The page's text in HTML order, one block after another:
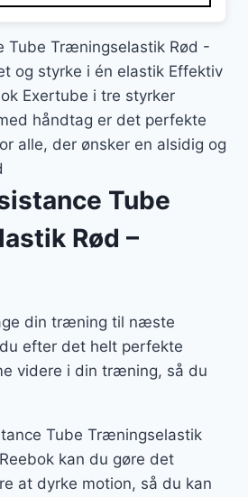
99 kr..
Tube Træningselastik Rød -
og styrke i én elastik Effektiv
Exertube i tre styrker
håndtag er det perfekte
alle, der ønsker en alsidig og
Tube
Rød –
din træning til næste
efter det helt perfekte
videre i din træning, så du
Tube Træningselastik
kan du gøre det
at dyrke motion, så du kan